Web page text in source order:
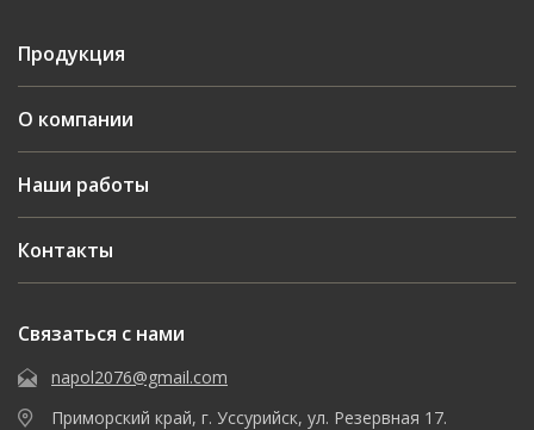
Продукция
О компании
Наши работы
Контакты
Связаться с нами
napol2076@gmail.com
Приморский край, г. Уссурийск, ул. Резервная 17.